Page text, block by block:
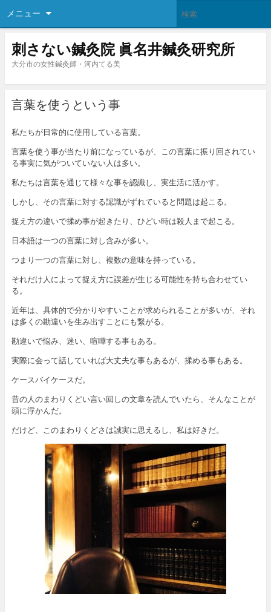
メニュー
刺さない鍼灸院 眞名井鍼灸研究所
大分市の女性鍼灸師・河内てる美
言葉を使うという事
私たちが日常的に使用している言葉。
言葉を使う事が当たり前になっているが、この言葉に振り回されてい
る事実に気がついていない人は多い。
私たちは言葉を通じて様々な事を認識し、実生活に活かす。
しかし、その言葉に対する認識がずれていると問題は起こる。
捉え方の違いで揉め事が起きたり、ひどい時は殺人まで起こる。
日本語は一つの言葉に対し含みが多い。
つまり一つの言葉に対し、複数の意味を持っている。
それだけ人によって捉え方に誤差が生じる可能性を持ち合わせてい
る。
近年は、具体的で分かりやすいことが求められることが多いが、それ
は多くの勘違いを生み出すことにも繋がる。
勘違いで悩み、迷い、喧嘩する事もある。
実際に会って話していれば大丈夫な事もあるが、揉める事もある。
ケースバイケースだ。
昔の人のまわりくどい言い回しの文章を読んでいたら、そんなことが
頭に浮かんだ。
だけど、このまわりくどさは誠実に思えるし、私は好きだ。